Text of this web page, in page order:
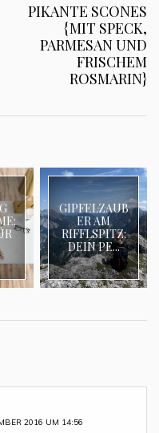
PIKANTE SCONES
{MIT SPECK,
PARMESAN UND
FRISCHEM
ROSMARIN}
GIPFELZAUB
ER AM
RIFFLSPITZ:
DEIN PE...
2016 UM 14:56